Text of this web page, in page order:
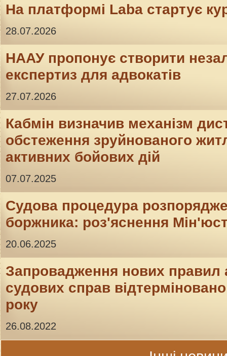
На платформі Laba стартує
28.07.2026
НААУ пропонує створити
експертиз для адвокатів
27.07.2026
Кабмін визначив механізм
обстеження зруйнованого
активних бойових дій
07.07.2025
Судова процедура
боржника: роз'яснення
20.06.2025
Запровадження нових правил
судових справ
року
26.08.2022